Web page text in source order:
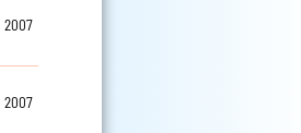
2007
2007